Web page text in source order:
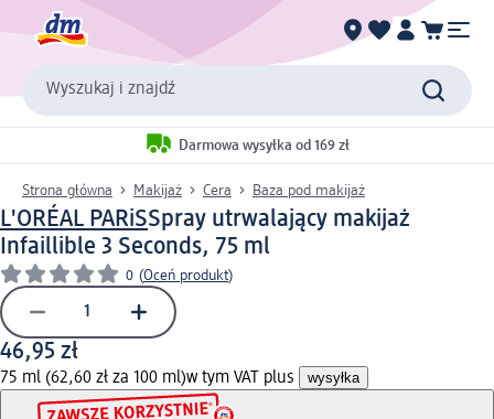
Wyszukaj i znajdź
Darmowa wysyłka od 169 zł
Strona główna Makijaż Cera Baza pod makijaż
L'ORÉAL PARiSSpray utrwalający makijaż
Infaillible 3 Seconds, 75 ml
0 (Oceń produkt)
46,95 zł
75 ml (62,60 zł za 100 ml)w tym VAT plus wysyłka